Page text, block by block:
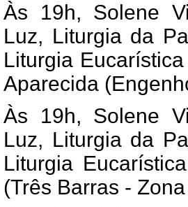
Às 19h, Solene
Luz, Liturgia da
Liturgia
Aparecida
Às 19h, Solene
Luz, Liturgia da
Liturgia
(Três Barras -